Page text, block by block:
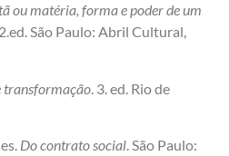
ou matéria, forma e poder de um
2.ed. São Paulo: Abril Cultural,
transformação . 3. ed. Rio de
Do contrato social. São Paulo: